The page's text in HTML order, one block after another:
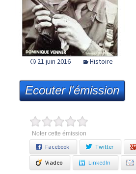
21 juin 2016 Histoire
Ecouter l'émission
Noter cette émission
Facebook Twitter
Viadeo LinkedIn